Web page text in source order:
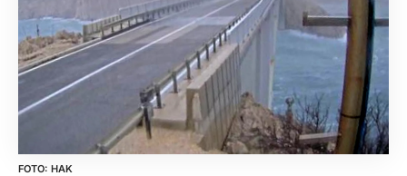
HAK